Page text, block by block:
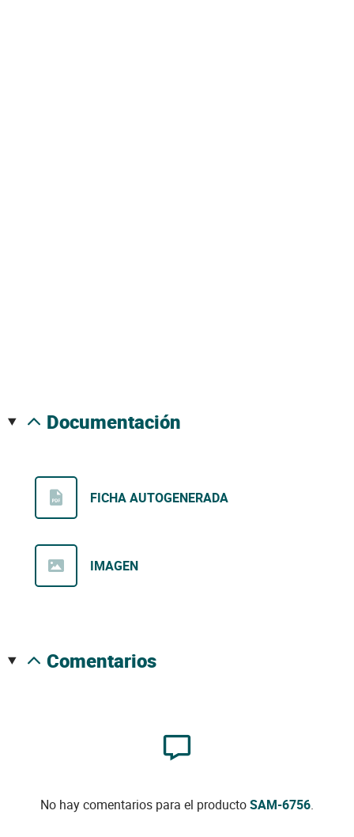
documentación
FICHA AUTOGENERADA
IMAGEN
comentarios
No hay comentarios para el productoSAM-6756.